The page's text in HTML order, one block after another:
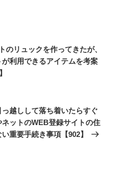
のリュックを作ってきたが、
利用できるアイテムを考案
越しして落ち着いたらすぐ
ットのWEB登録サイトの住
重要手続き事項【902】